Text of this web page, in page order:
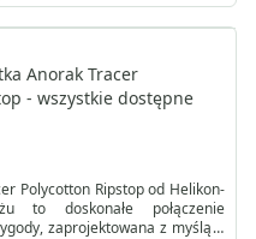
Anorak Tracer
- wszystkie dostępne
Polycotton Ripstop od Helikon-
to doskonałe połączenie
zaprojektowana z myślą o